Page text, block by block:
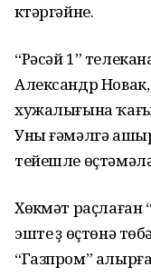
күтәргәйне.
“Рәсәй 1”
Александр Новак,
хужалығына
Уны ғәмәлгә
тейешле
Хөкүмәт
эште үҙ өҫтөнә
“Газпром”